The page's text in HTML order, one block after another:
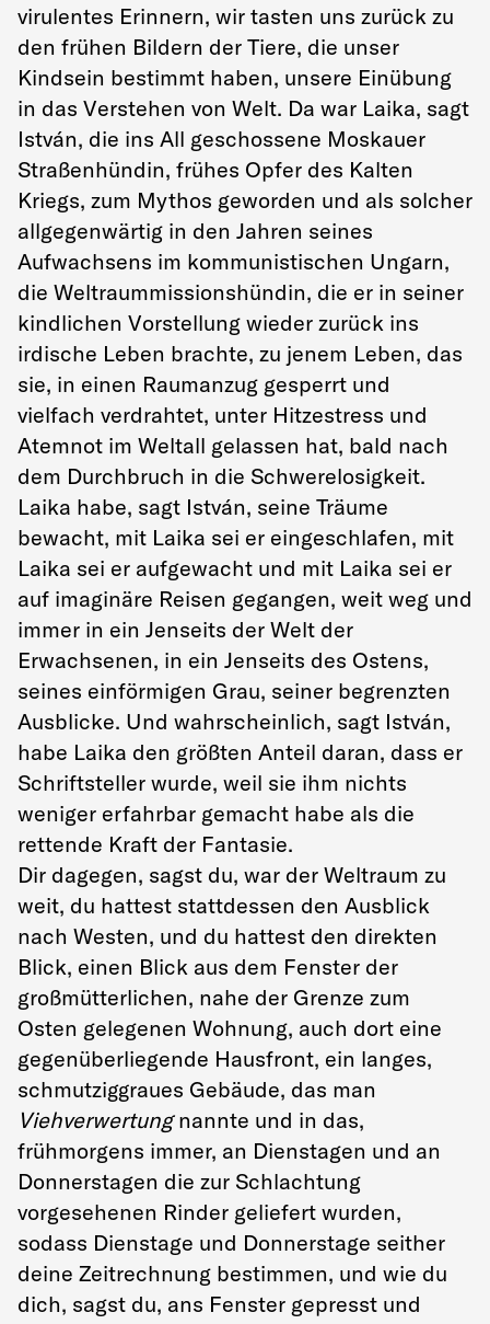
virulentes Erinnern, wir tasten uns zurück zu
den frühen Bildern der Tiere, die unser
Kindsein bestimmt haben, unsere Einübung
in das Verstehen von Welt. Da war Laika, sagt
István, die ins All geschossene Moskauer
Straßenhündin, frühes Opfer des Kalten
Kriegs, zum Mythos geworden und als solcher
allgegenwärtig in den Jahren seines
Aufwachsens im kommunistischen Ungarn,
die Weltraummissionshündin, die er in seiner
kindlichen Vorstellung wieder zurück ins
irdische Leben brachte, zu jenem Leben, das
sie, in einen Raumanzug gesperrt und
vielfach verdrahtet, unter Hitzestress und
Atemnot im Weltall gelassen hat, bald nach
dem Durchbruch in die Schwerelosigkeit.
Laika habe, sagt István, seine Träume
bewacht, mit Laika sei er eingeschlafen, mit
Laika sei er aufgewacht und mit Laika sei er
auf imaginäre Reisen gegangen, weit weg und
immer in ein Jenseits der Welt der
Erwachsenen, in ein Jenseits des Ostens,
seines einförmigen Grau, seiner begrenzten
Ausblicke. Und wahrscheinlich, sagt István,
habe Laika den größten Anteil daran, dass er
Schriftsteller wurde, weil sie ihm nichts
weniger erfahrbar gemacht habe als die
rettende Kraft der Fantasie.
Dir dagegen, sagst du, war der Weltraum zu
weit, du hattest stattdessen den Ausblick
nach Westen, und du hattest den direkten
Blick, einen Blick aus dem Fenster der
großmütterlichen, nahe der Grenze zum
Osten gelegenen Wohnung, auch dort eine
gegenüberliegende Hausfront, ein langes,
schmutziggraues Gebäude, das man
Viehverwertungnannte und in das,
frühmorgens immer, an Dienstagen und an
Donnerstagen die zur Schlachtung
vorgesehenen Rinder geliefert wurden,
sodass Dienstage und Donnerstage seither
deine Zeitrechnung bestimmen, und wie du
dich, sagst du, ans Fenster gepresst und